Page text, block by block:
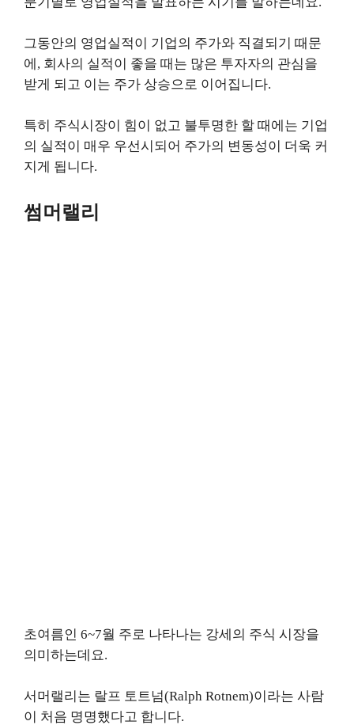
그동안의 영업실적이 기업의 주가와 직결되기 때문
에, 회사의 실적이 좋을 때는 많은 투자자의 관심을
받게 되고 이는 주가 상승으로 이어집니다.
특히 주식시장이 힘이 없고 불투명한 할 때에는 기업
의 실적이 매우 우선시되어 주가의 변동성이 더욱 커
지게 됩니다.
썸머랠리
초여름인 6~7월 주로 나타나는 강세의 주식 시장을
의미하는데요.
서머랠리는 랄프 토트넘(Ralph Rotnem)이라는 사람
이 처음 명명했다고 합니다.